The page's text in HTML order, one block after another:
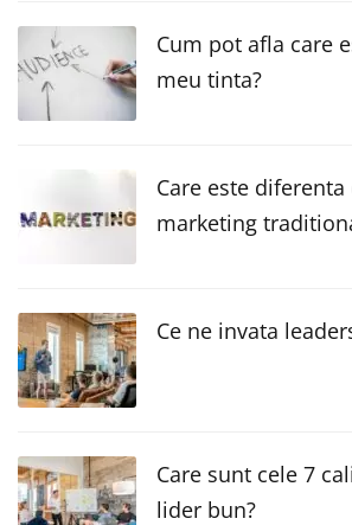
Cum pot afla care
meu tinta?
Care este
marketing
Ce ne invata
Care sunt cele 7
lider bun?